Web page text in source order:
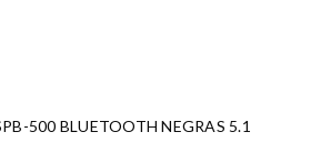
500 BLUETOOTH NEGRAS 5.1